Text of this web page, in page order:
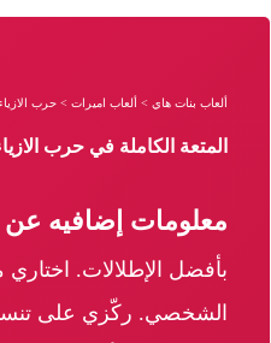
ألعاب بنات هاي > ألعاب اميرات > حرب الازياء
المتعة الكاملة في حرب
معلومات إضافيه عن
بأفضل الإطلالات.
الشخصي. ركّزي على تنسيق